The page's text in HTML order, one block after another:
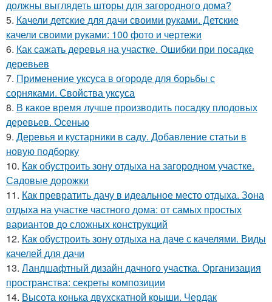
должны выглядеть шторы для загородного дома?
5. Качели детские для дачи своими руками. Детские
качели своими руками: 100 фото и чертежи
6. Как сажать деревья на участке. Ошибки при посадке
деревьев
7. Применение уксуса в огороде для борьбы с
сорняками. Свойства уксуса
8. В какое время лучше производить посадку плодовых
деревьев. Осенью
9. Деревья и кустарники в саду. Добавление статьи в
новую подборку
10. Как обустроить зону отдыха на загородном участке.
Садовые дорожки
11. Как превратить дачу в идеальное место отдыха. Зона
отдыха на участке частного дома: от самых простых
вариантов до сложных конструкций
12. Как обустроить зону отдыха на даче с качелями. Виды
качелей для дачи
13. Ландшафтный дизайн дачного участка. Организация
пространства: секреты композиции
14. Высота конька двухскатной крыши. Чердак